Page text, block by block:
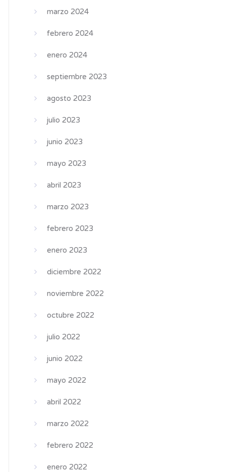
marzo 2024
febrero 2024
enero 2024
septiembre 2023
agosto 2023
julio 2023
junio 2023
mayo 2023
abril 2023
marzo 2023
febrero 2023
enero 2023
diciembre 2022
noviembre 2022
octubre 2022
julio 2022
junio 2022
mayo 2022
abril 2022
marzo 2022
febrero 2022
enero 2022